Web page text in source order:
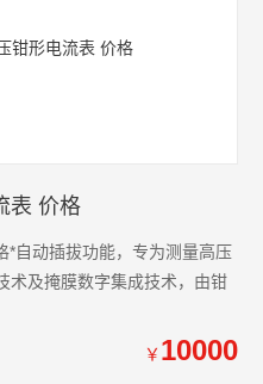
表 价格
*自动插拔功能，专为测量高压
术及掩膜数字集成技术，由钳
￥ 10000